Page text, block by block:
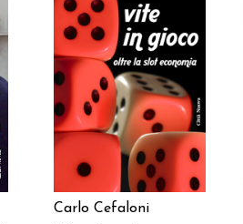
AGGIUNGI AL CARRELLO
Carlo Cefaloni